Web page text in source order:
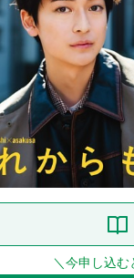
＼今申し込